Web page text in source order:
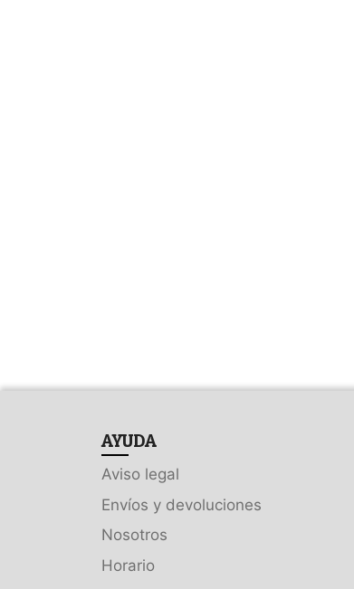
AYUDA
Aviso legal
Envíos y devoluciones
Nosotros
Horario